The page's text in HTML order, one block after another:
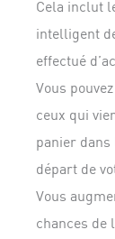
Cela inclut
intelligent
effectué
Vous
ceux qui
panier
départ de
Vous
chances de